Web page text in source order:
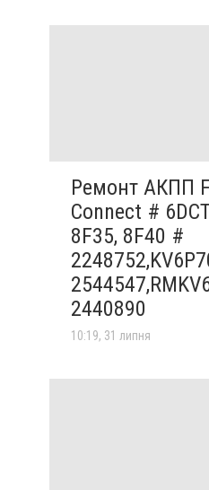
Ремонт АКПП
Connect #
8F35, 8F40 #
2440890
10:19, 31 липня